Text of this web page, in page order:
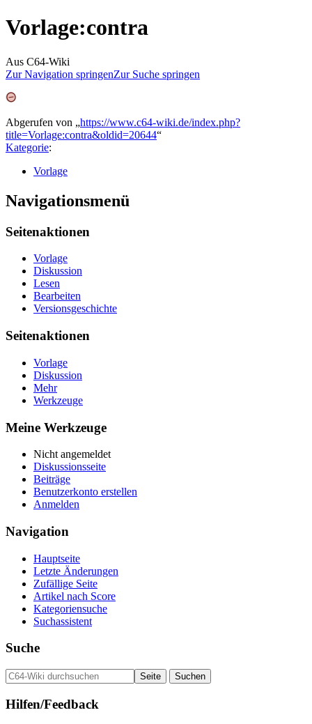
Vorlage:contra
Aus C64-Wiki
Zur Navigation springenZur Suche springen
Abgerufen von „https://www.c64-wiki.de/index.php?
title=Vorlage:contra&oldid=20644“
Kategorie:
Vorlage
Navigationsmenü
Seitenaktionen
Vorlage
Diskussion
Lesen
Bearbeiten
Versionsgeschichte
Seitenaktionen
Vorlage
Diskussion
Mehr
Werkzeuge
Meine Werkzeuge
Nicht angemeldet
Diskussionsseite
Beiträge
Benutzerkonto erstellen
Anmelden
Navigation
Hauptseite
Letzte Änderungen
Zufällige Seite
Artikel nach Score
Kategoriensuche
Suchassistent
Suche
Hilfen/Feedback